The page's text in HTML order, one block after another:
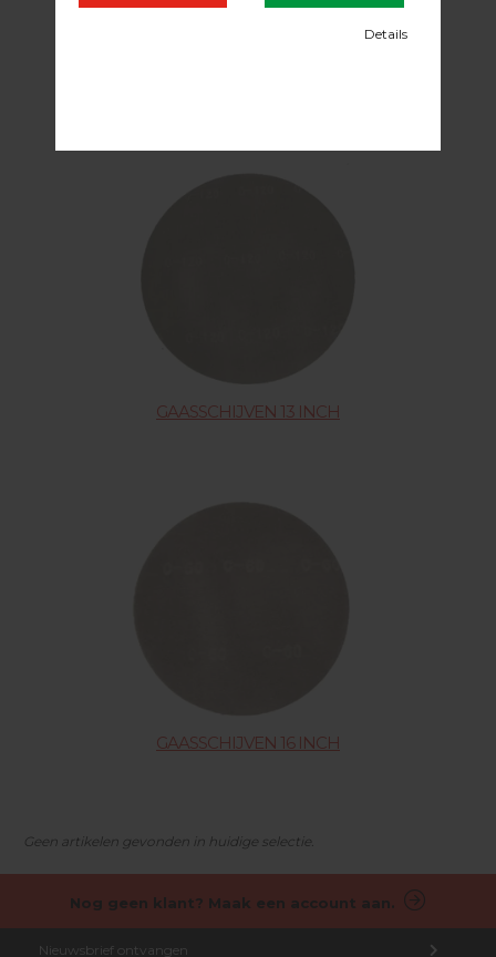
GAASSCHIJVEN 13 INCH
GAASSCHIJVEN 16 INCH
Geen artikelen gevonden in huidige selectie.
Nog geen klant? Maak een account aan.
Nieuwsbrief ontvangen